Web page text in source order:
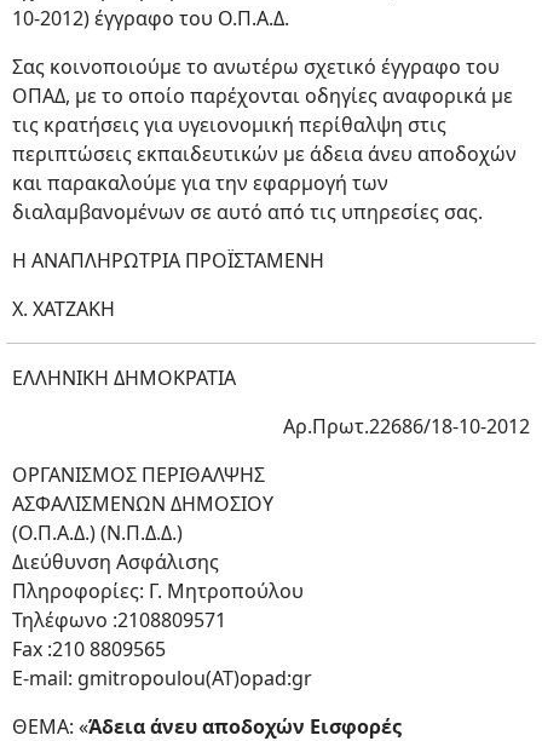
10-2012) έγγραφο του Ο.Π.Α.Δ.
Σας κοινοποιούμε το ανωτέρω σχετικό έγγραφο του
ΟΠΑΔ, με το οποίο παρέχονται οδηγίες αναφορικά με
τις κρατήσεις για υγειονομική περίθαλψη στις
περιπτώσεις εκπαιδευτικών με άδεια άνευ αποδοχών
και παρακαλούμε για την εφαρμογή των
διαλαμβανομένων σε αυτό από τις υπηρεσίες σας.
Η ΑΝΑΠΛΗΡΩΤΡΙΑ ΠΡΟΪΣΤΑΜΕΝΗ
Χ. ΧΑΤΖΑΚΗ
ΕΛΛΗΝΙΚΗ ΔΗΜΟΚΡΑΤΙΑ
Αρ.Πρωτ.22686/18-10-2012
ΟΡΓΑΝΙΣΜΟΣ ΠΕΡΙΘΑΛΨΗΣ
ΑΣΦΑΛΙΣΜΕΝΩΝ ΔΗΜΟΣΙΟΥ
(Ο.Π.Α.Δ.) (Ν.Π.Δ.Δ.)
Διεύθυνση Ασφάλισης
Πληροφορίες: Γ. Μητροπούλου
Τηλέφωνο :2108809571
Fax :210 8809565
E-mail: gmitropoulou(ΑΤ)opad:gr
ΘΕΜΑ: «Άδεια άνευ αποδοχών Εισφορές